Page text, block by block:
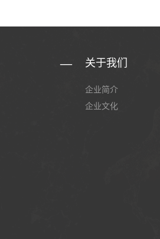
关于我们
企业简介
企业文化